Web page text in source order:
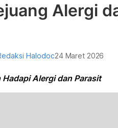
Alergi
Halodoc24 Maret 2026
Alergi dan Parasit